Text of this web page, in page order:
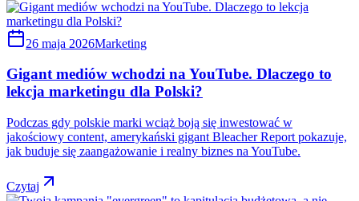
26 maja 2026Marketing
Gigant mediów wchodzi na YouTube. Dlaczego to
lekcja marketingu dla Polski?
Podczas gdy polskie marki wciąż boją się inwestować w
jakościowy content, amerykański gigant Bleacher Report pokazuje,
jak buduje się zaangażowanie i realny biznes na YouTube.
Czytaj